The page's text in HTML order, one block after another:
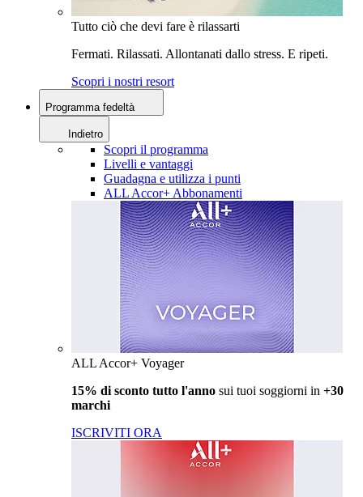
Tutto ciò che devi fare è rilassarti
Fermati. Rilassati. Allontanati dallo stress. E ripeti.
Scopri i nostri resort
Programma fedeltà
Indietro
Scopri il programma
Livelli e vantaggi
Guadagna e utilizza i punti
ALL Accor+ Abbonamenti
ALL Accor+ Voyager
15% di sconto tutto l'anno sui tuoi soggiorni in +30
marchi
ISCRIVITI ORA